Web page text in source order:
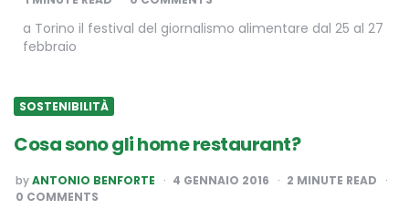
a Torino il festival del giornalismo alimentare dal 25 al 27
febbraio
SOSTENIBILITÀ
Cosa sono gli home restaurant?
POSTED
BY
byANTONIO BENFORTE 4 GENNAIO 2016 2 MINUTE READ
0 COMMENTS